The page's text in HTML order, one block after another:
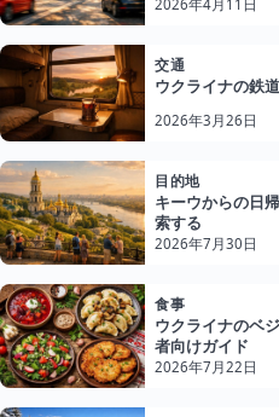
2026年4月11日
交通
ウクライナの鉄
2026年3月26日
目的地
キーウからの日
索する
2026年7月30日
食事
ウクライナのベ
者向けガイド
2026年7月22日